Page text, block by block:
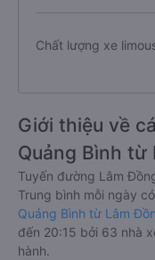
Chất lượng xe
Giới thiệu về
Quảng Bình
Tuyến đường Lâm
Trung bình mỗi ngày
Quảng Bình từ Lâm
đến 20:15 bởi 63 nhà
hành.